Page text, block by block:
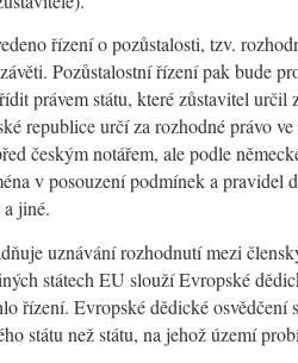
řízení o pozůstalosti, tzv.
Pozůstalostní řízení pak bude
právem státu, které zůstavitel
republice určí za rozhodné právo
českým notářem, ale podle
v posouzení podmínek a pravidel
jiné.
uznávání rozhodnutí mezi
státech EU slouží Evropské
řízení. Evropské dědické
státu než státu, na jehož území